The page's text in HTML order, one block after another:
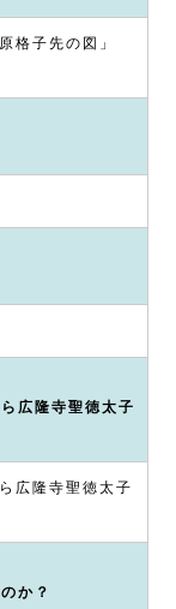
格子先の図」
広隆寺聖徳太子
広隆寺聖徳太子
か？